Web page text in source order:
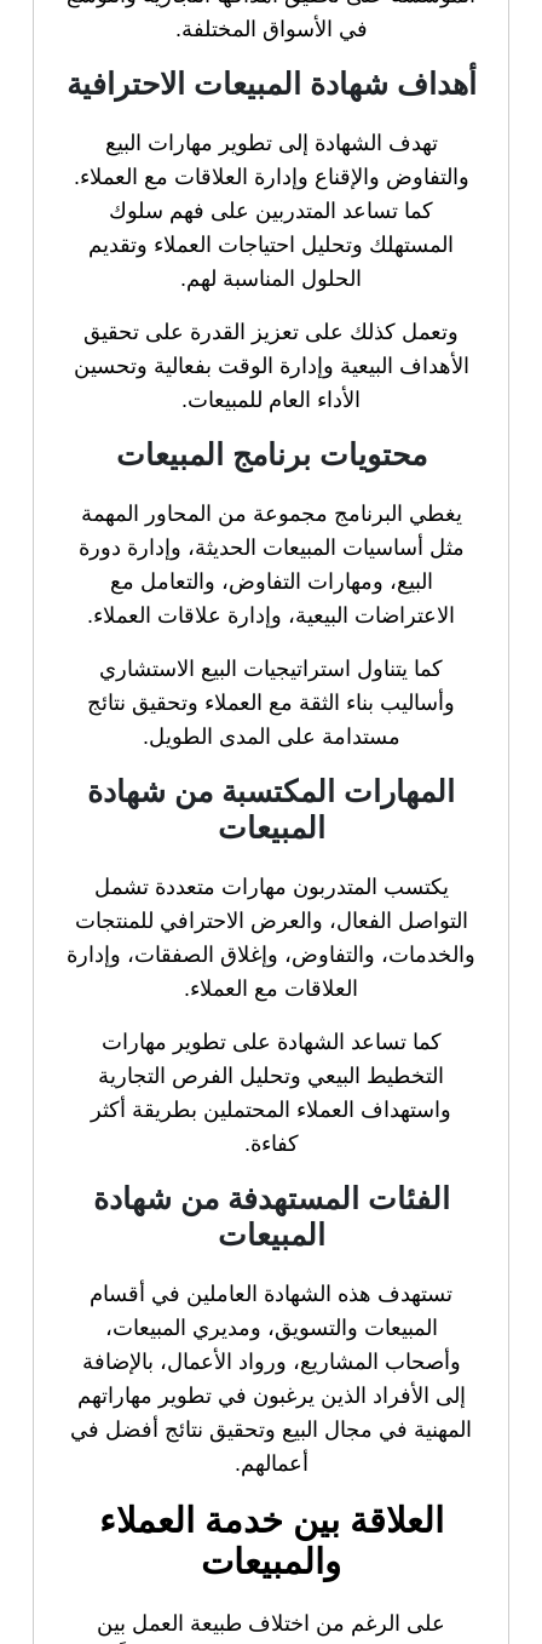
في الأسواق المختلفة.
أهداف شهادة المبيعات الاحترافية
تهدف الشهادة إلى تطوير مهارات البيع
والتفاوض والإقناع وإدارة العلاقات مع العملاء.
كما تساعد المتدربين على فهم سلوك
المستهلك وتحليل احتياجات العملاء وتقديم
الحلول المناسبة لهم.
وتعمل كذلك على تعزيز القدرة على تحقيق
الأهداف البيعية وإدارة الوقت بفعالية وتحسين
الأداء العام للمبيعات.
محتويات برنامج المبيعات
يغطي البرنامج مجموعة من المحاور المهمة
مثل أساسيات المبيعات الحديثة، وإدارة دورة
البيع، ومهارات التفاوض، والتعامل مع
الاعتراضات البيعية، وإدارة علاقات العملاء.
كما يتناول استراتيجيات البيع الاستشاري
وأساليب بناء الثقة مع العملاء وتحقيق نتائج
مستدامة على المدى الطويل.
المهارات المكتسبة من شهادة
المبيعات
يكتسب المتدربون مهارات متعددة تشمل
التواصل الفعال، والعرض الاحترافي للمنتجات
والخدمات، والتفاوض، وإغلاق الصفقات، وإدارة
العلاقات مع العملاء.
كما تساعد الشهادة على تطوير مهارات
التخطيط البيعي وتحليل الفرص التجارية
واستهداف العملاء المحتملين بطريقة أكثر
كفاءة.
الفئات المستهدفة من شهادة
المبيعات
تستهدف هذه الشهادة العاملين في أقسام
المبيعات والتسويق، ومديري المبيعات،
وأصحاب المشاريع، ورواد الأعمال، بالإضافة
إلى الأفراد الذين يرغبون في تطوير مهاراتهم
المهنية في مجال البيع وتحقيق نتائج أفضل في
أعمالهم.
العلاقة بين خدمة العملاء
والمبيعات
على الرغم من اختلاف طبيعة العمل بين